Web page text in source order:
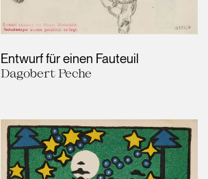
Entwurf für einen Fauteuil
Dagobert Peche